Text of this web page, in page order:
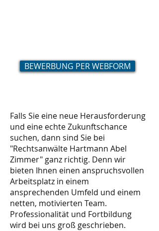
BEWERBUNG PER WEBFORM
Falls Sie eine neue Herausforderung
und eine echte Zukunftschance
suchen, dann sind Sie bei
"Rechtsanwälte Hartmann Abel
Zimmer" ganz richtig. Denn wir
bieten Ihnen einen anspruchsvollen
Arbeitsplatz in einem
ansprechenden Umfeld und einem
netten, motivierten Team.
Professionalität und Fortbildung
wird bei uns groß geschrieben.